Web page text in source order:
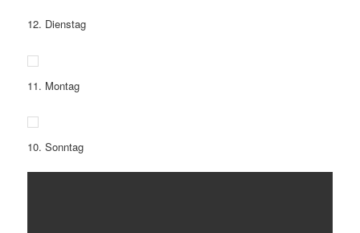
12. Dienstag
11. Montag
10. Sonntag